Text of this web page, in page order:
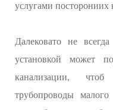
услугами посторониих
Далековато не
установкой может
канализации,
трубопроводы